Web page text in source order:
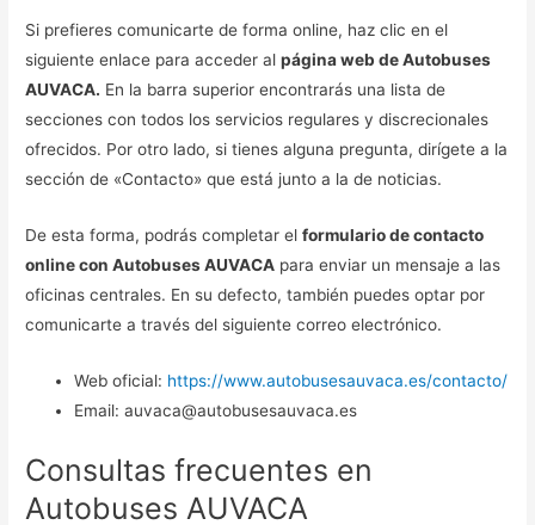
Si prefieres comunicarte de forma online, haz clic en el
siguiente enlace para acceder alpágina web de Autobuses
AUVACA. En la barra superior encontrarás una lista de
secciones con todos los servicios regulares y discrecionales
ofrecidos. Por otro lado, si tienes alguna pregunta, dirígete a la
sección de «Contacto» que está junto a la de noticias.
De esta forma, podrás completar elformulario de contacto
online con Autobuses AUVACA para enviar un mensaje a las
oficinas centrales. En su defecto, también puedes optar por
comunicarte a través del siguiente correo electrónico.
Web oficial: https://www.autobusesauvaca.es/contacto/
Email: auvaca@autobusesauvaca.es
Consultas frecuentes en
Autobuses AUVACA